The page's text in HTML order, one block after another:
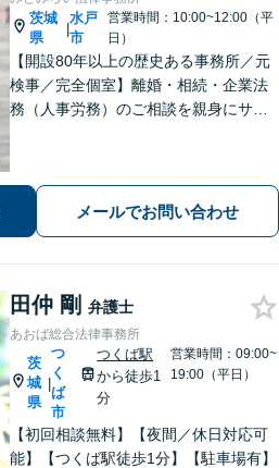
茨城
県
|
水戸
市
営業時間：10:00~12:00（平
日）
【開設80年以上の歴史ある事務所／元
検事／完全個室】離婚・相続・企業法
務（人事労務）のご相談を親身にサポ
中心とした企業法務に対応
メールでお問い合わせ
田仲 剛 弁護士
あおば総合法律事務所
茨
城
県
|
つ
く
ば
市
つくば駅
から徒歩1
分
営業時間：09:00~
19:00（平日）
【初回相談無料】【夜間／休日対応可
能】【つくば駅徒歩1分】【駐車場有】